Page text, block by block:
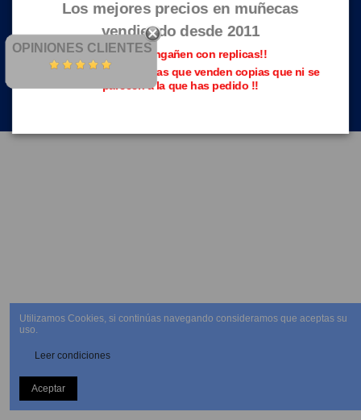
OPINIONES CLIENTES
Los mejores precios en muñecas
vendiendo desde 2011
Que no te engañen con replicas!!
Evita las páginas piratas que venden copias que ni se
parecen a la que has pedido !!
Utilizamos Cookies, si continúas navegando consideramos que aceptas su
uso.
Leer condiciones
Aceptar